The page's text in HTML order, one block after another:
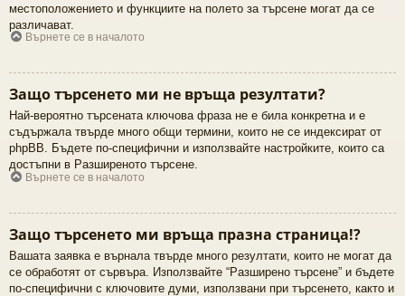
местоположението и функциите на полето за търсене могат да се
различават.
Върнете се в началото
Защо търсенето ми не връща резултати?
Най-вероятно търсената ключова фраза не е била конкретна и е
съдържала твърде много общи термини, които не се индексират от
phpBB. Бъдете по-специфични и използвайте настройките, които са
достъпни в Разширеното търсене.
Върнете се в началото
Защо търсенето ми връща празна страница!?
Вашата заявка е върнала твърде много резултати, които не могат да
се обработят от сървъра. Използвайте “Разширено търсене” и бъдете
по-специфични с ключовите думи, използвани при търсенето, както и